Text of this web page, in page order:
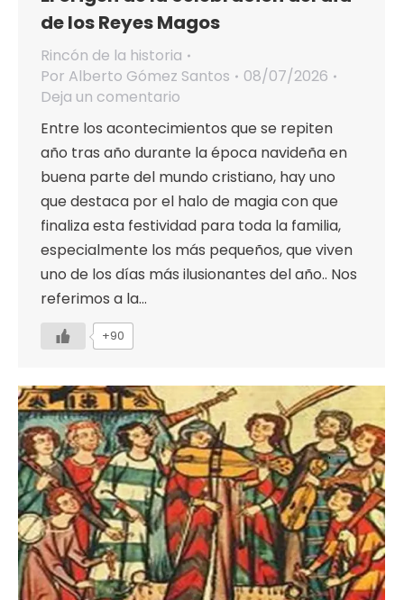
de los Reyes Magos
Rincón de la historia
Por Alberto Gómez Santos
08/07/2026
Deja un comentario
Entre los acontecimientos que se repiten
año tras año durante la época navideña en
buena parte del mundo cristiano, hay uno
que destaca por el halo de magia con que
finaliza esta festividad para toda la familia,
especialmente los más pequeños, que viven
uno de los días más ilusionantes del año.. Nos
referimos a la…
+90